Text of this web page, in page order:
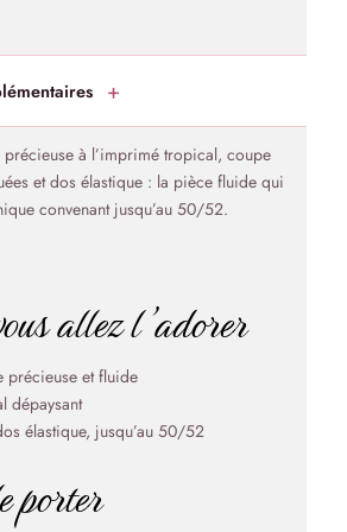
à l’imprimé tropical, coupe
et dos élastique : la pièce fluide qui
convenant jusqu’au 50/52.
allez l’adorer
précieuse et fluide
dépaysant
élastique, jusqu’au 50/52
porter